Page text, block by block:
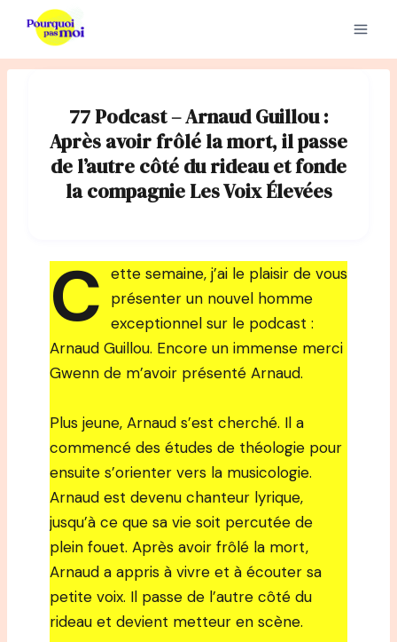
contenu
77 Podcast – Arnaud Guillou :
Après avoir frôlé la mort, il passe
de l’autre côté du rideau et fonde
la compagnie Les Voix Élevées
C ette semaine, j’ai le plaisir de vous
présenter un nouvel homme
exceptionnel sur le podcast :
Arnaud Guillou. Encore un immense merci
Gwenn de m’avoir présenté Arnaud.
Plus jeune, Arnaud s’est cherché. Il a
commencé des études de théologie pour
ensuite s’orienter vers la musicologie.
Arnaud est devenu chanteur lyrique,
jusqu’à ce que sa vie soit percutée de
plein fouet. Après avoir frôlé la mort,
Arnaud a appris à vivre et à écouter sa
petite voix. Il passe de l’autre côté du
rideau et devient metteur en scène.